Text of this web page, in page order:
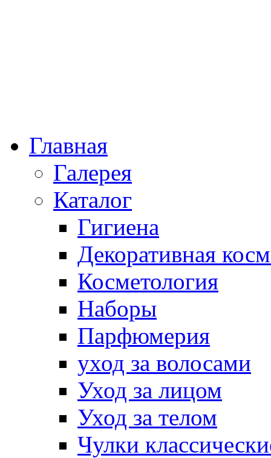
Главная
Галерея
Каталог
Гигиена
Декоративная
Косметология
Наборы
Парфюмерия
уход за волосами
Уход за лицом
Уход за телом
Чулки